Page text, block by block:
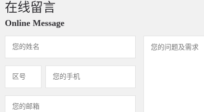
在线留言
Online Message